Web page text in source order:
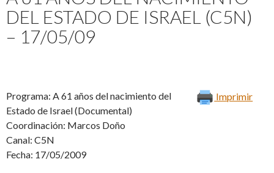
AL
DEL ESTADO DE ISRAEL (C5N)
– 17/05/09
Imprimir
Programa: A 61 años del nacimiento del
Estado de Israel (Documental)
Coordinación: Marcos Doño
Canal: C5N
Fecha: 17/05/2009